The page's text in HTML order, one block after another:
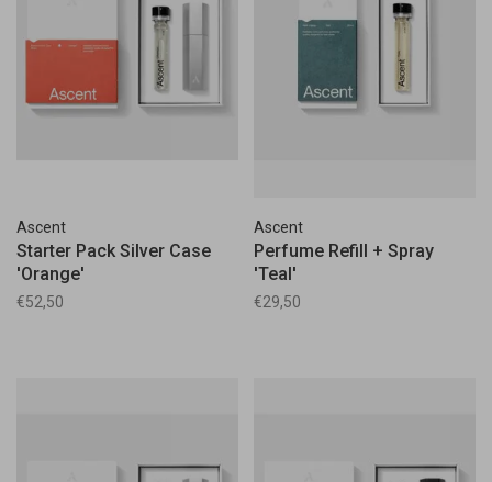
Ascent
Starter Pack Silver Case
'Orange'
€52,50
Ascent
Perfume Refill + Spray
'Teal'
€29,50